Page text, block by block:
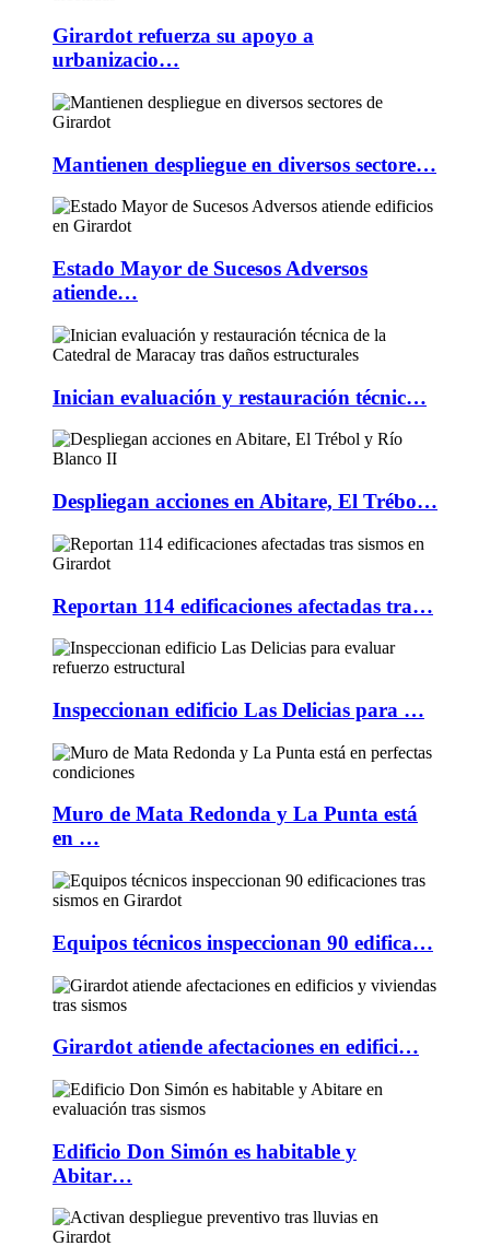
Girardot refuerza su apoyo a
urbanizacio…
Mantienen despliegue en diversos sectore…
Estado Mayor de Sucesos Adversos
atiende…
Inician evaluación y restauración técnic…
Despliegan acciones en Abitare, El Trébo…
Reportan 114 edificaciones afectadas tra…
Inspeccionan edificio Las Delicias para …
Muro de Mata Redonda y La Punta está
en …
Equipos técnicos inspeccionan 90 edifica…
Girardot atiende afectaciones en edifici…
Edificio Don Simón es habitable y
Abitar…